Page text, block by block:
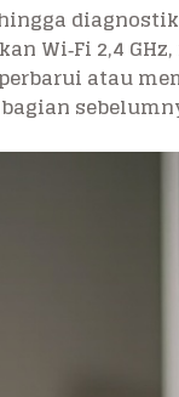
Wi‑Fi 2,4
atau